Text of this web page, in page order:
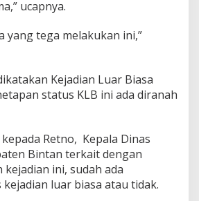
ucapnya.
yang tega melakukan ini,”
Kejadian Luar Biasa
status KLB ini ada diranah
Retno, Kepala Dinas
Bintan terkait dengan
ini, sudah ada
luar biasa atau tidak.